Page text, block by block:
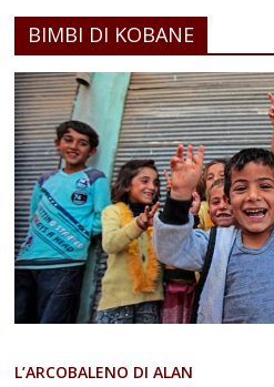
BIMBI DI KOBANE
L’ARCOBALENO DI ALAN